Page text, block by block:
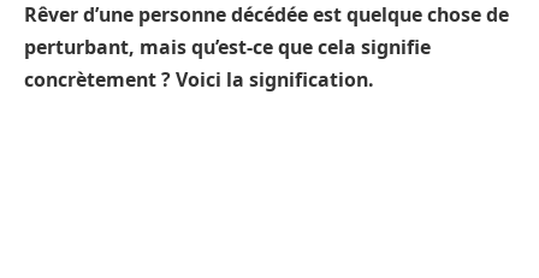
Rêver d’une personne décédée est quelque chose de
perturbant, mais qu’est-ce que cela signifie
concrètement ? Voici la signification.